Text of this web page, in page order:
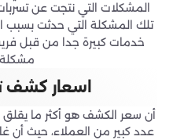
المشكلات التي نتجت عن
تلك المشكلة التي حدثت بسبب
خدمات كبيرة جدا من قبل
مشكلة
اسعار كشف
أن سعر الكشف هو أكثر ما يقلق
عدد كبير من العملاء، حيث أن